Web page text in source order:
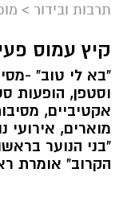
תרבות ובידור >
קיץ עמוס
"בא לי טוב" -
וסטפן, הופעות
אקטיביים,
מוארים, אירועי
"בני הנוער
הקרוב" אומרת